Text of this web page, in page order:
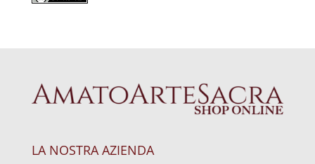
LA NOSTRA AZIENDA